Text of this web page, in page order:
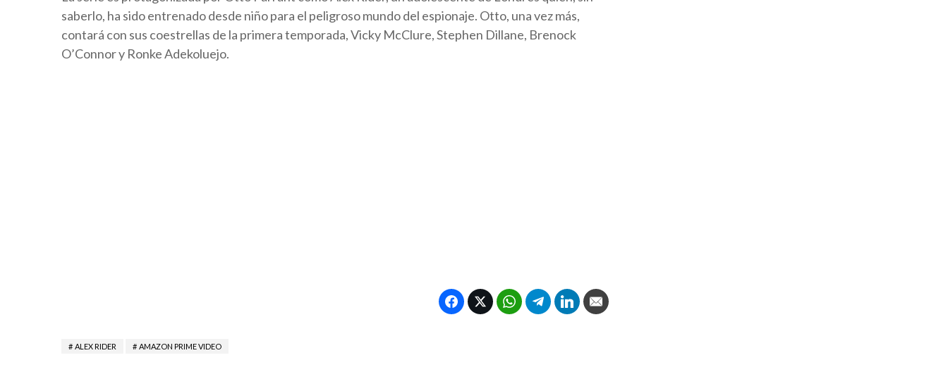
saberlo, ha sido entrenado desde niño para el peligroso mundo del espionaje. Otto, una vez más,
contará con sus coestrellas de la primera temporada, Vicky McClure, Stephen Dillane, Brenock
O’Connor y Ronke Adekoluejo.
ALEX RIDER AMAZON PRIME VIDEO